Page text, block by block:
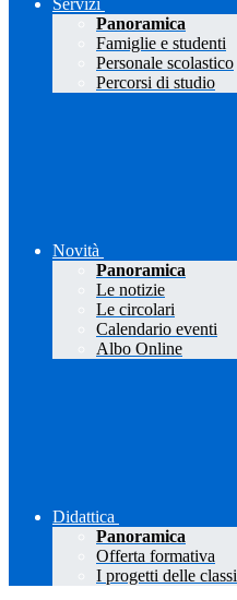
Servizi
Panoramica
Famiglie e studenti
Personale scolastico
Percorsi di studio
Novità
Panoramica
Le notizie
Le circolari
Calendario eventi
Albo Online
Didattica
Panoramica
Offerta formativa
I progetti delle classi